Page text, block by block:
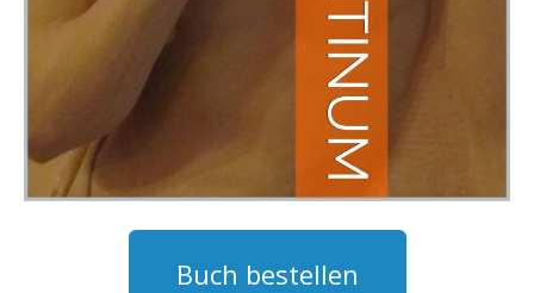
Buch bestellen